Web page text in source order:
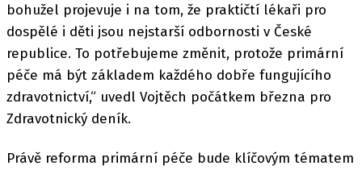
bohužel projevuje i na tom, že praktičtí lékaři pro
dospělé i děti jsou nejstarší odbornosti v České
republice. To potřebujeme změnit, protože primární
péče má být základem každého dobře fungujícího
zdravotnictví,“ uvedl Vojtěch počátkem března pro
Zdravotnický deník.
Právě reforma primární péče bude klíčovým tématem